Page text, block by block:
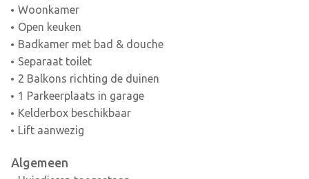
Woonkamer
Open keuken
Badkamer met bad & douche
Separaat toilet
2 Balkons richting de duinen
1 Parkeerplaats in garage
Kelderbox beschikbaar
Lift aanwezig
Algemeen